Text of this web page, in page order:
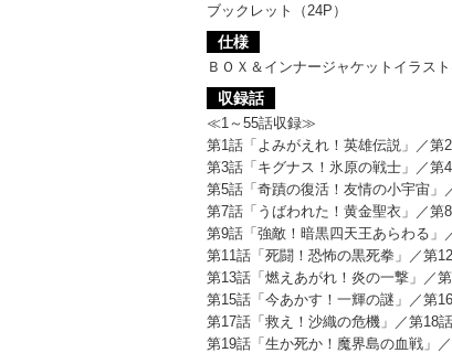
ブックレット（24P）
仕様
ＢＯＸ＆インナージャケットイラス
収録話
≪1～55話収録≫
第1話「よみがえれ！英雄伝説」／第
第3話「キグナス！氷原の戦士」／第
第5話「奇蹟の復活！友情の小宇宙」
第7話「うばわれた！黄金聖衣」／第
第9話「強敵！暗黒四天王あらわる」
第11話「死闘！恐怖の黒死拳」／第
第13話「燃えあがれ！炎の一撃」／
第15話「今あかす！一輝の謎」／第
第17話「救え！沙織の危機」／第18
第19話「生か死か！魔界島の血戦」